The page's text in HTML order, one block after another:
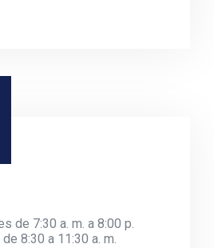
de 7:30 a. m. a 8:00 p.
8:30 a 11:30 a. m.